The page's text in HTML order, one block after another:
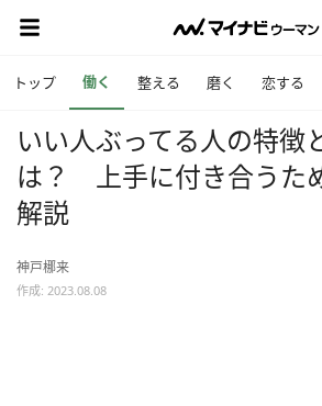
トップ 働く 整える 磨く 恋する
いい人ぶってる人の特徴
は？ 上手に付き合うた
解説
神戸梛来
作成: 2023.08.08